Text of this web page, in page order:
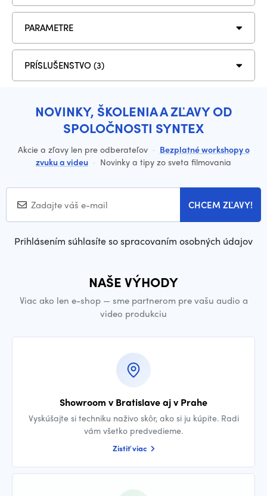
PARAMETRE
PRÍSLUŠENSTVO (3)
NOVINKY, ŠKOLENIA A ZĽAVY OD
SPOLOČNOSTI SYNTEX
Akcie a zľavy len pre odberateľov · Bezplatné workshopy o
zvuku a videu · Novinky a tipy zo sveta filmovania
CHCEM ZĽAVY!
Prihlásením súhlasíte so spracovaním osobných údajov
NAŠE VÝHODY
Viac ako len e-shop — sme partnerom pre vašu audio a
video produkciu
Showroom v Bratislave aj v Prahe
Vyskúšajte si techniku naživo skôr, ako si ju kúpite. Radi
vám všetko predvedieme.
Zistiť viac